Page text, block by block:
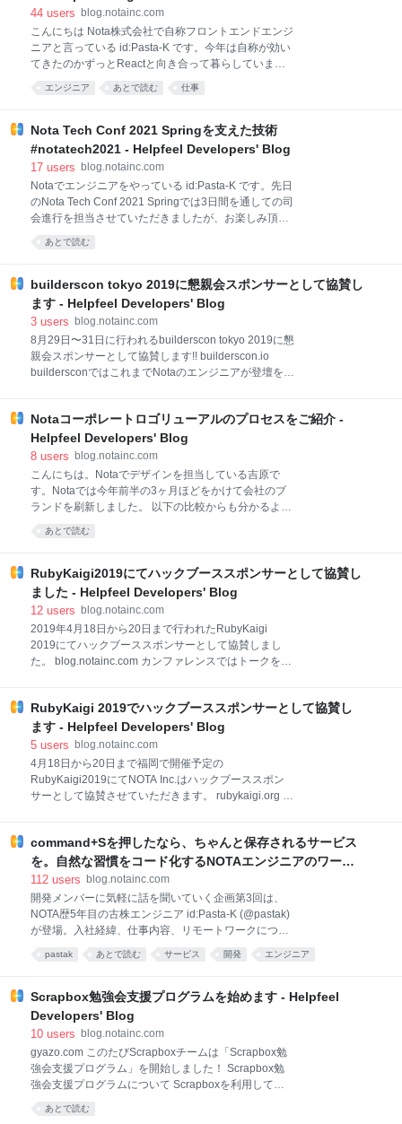
の改善という取り組みについてご紹介します。 Gyazo
いので、簡単に紹介させてください。 Gyazoは2007年
9月にファーストバージョンがリリースされたプロダ
クトで、当時は「スクリーンショットの瞬間共有」を
実現するソフトウェアでした。 「スクリーンショット
44 users blog.notainc.com
こんにちは Nota株式会社で自称フロントエンドエンジ
ニアと言っている id:Pasta-K です。今年は自称が効い
てきたのかずっとReactと向き合って暮らしていまし
た。 この記事はNota Advent Calendar 2021の16日目
の記事です。昨日はochiaiさんの“ほぼ”毎月申込100名
の秘訣でした。 全てがオンラインになったと言って
も、平均して100人くらいのイベントを自社ホスティ
ングするのはなかなかハードそうだなと毎回傍から見
は知らなかったので、そういうおもてなしが集客に繋
がっていそうでめでたいですね。 100人の方を集客し
て開催するイベントの話の翌日は社内のエンジニアが
10人くらい集まってやってるイベントのご紹介をしよ
エンジニア あとで読む 仕事
Nota Tech Conf 2021 Springを支えた技術
#notatech2021 - Helpfeel Developers' Blog
17 users blog.notainc.com
Notaでエンジニアをやっている id:Pasta-K です。先日
のNota Tech Conf 2021 Springでは3日間を通しての司
会進行を担当させていただきましたが、お楽しみ頂け
ましたでしょうか。 おかげさまでライブ配信も3日間
の平均で100人を超える皆さんにご覧頂き、アーカイ
っていない皆さんはYouTubeでアーカイブを公開して
いますので、是非ご覧になってみてください。 この記
事ではNota Tech Conf 2021 Springを支えた技術と題
Confなどと称します)をどのように作り上げ、実施した
かについて紹介しようと思います。 事前相談・コンセ
プトの決定 Notaでは過去はGyaPCやScrapbox
あとで読む
builderscon tokyo 2019に懇親会スポンサーとして協賛し
ます - Helpfeel Developers' Blog
3 users blog.notainc.com
8月29日〜31日に行われるbuilderscon tokyo 2019に懇
親会スポンサーとして協賛します!! builderscon.io
buildersconではこれまでNotaのエンジニアが登壇をし
べく今回新設されたという懇親会のバースポンサーと
して協賛します！ オリジナルカクテルのレシピや名称
はNota社内で笑いあり涙ありのミーティングにより決
定されました。ぜひ声に出して注文をしてください。
SNSでシェアをしてオリジナルグッズをゲットしませ
んか 懇親会でNotaのオリジナルカクテルを注文し、
方にGyazoとScrapboxのオリジナルグッズをプレゼン
の告知を待って
Notaコーポレートロゴリューアルのプロセスをご紹介 -
Helpfeel Developers' Blog
8 users blog.notainc.com
こんにちは。Notaでデザインを担当している吉原で
す。Notaでは今年前半の3ヶ月ほどをかけて会社のブ
ランドを刷新しました。 以下の比較からも分かるよう
にロゴやコーポレートサイトが大きく変わっていま
す。 概要についてはブランド更新の告知ページでもご
介したいと思います。 はじまり なぜリブランディング
が必要なのか Notaではこれまで運営してきたGyazoに
加え、ScrapboxやHelpfeelなどのプロダクトも加わり
Gyazo、エンジニアやオフィスワーカーに使われる
Scrapbox、B2BサービスのHelpfeel・・・、このよう
にカバーすべき領域は広くなっています。ところが、
共通の哲学に基づいて作られています。そのためこれ
らのプロダクトを繋ぐた
あとで読む
RubyKaigi2019にてハックブーススポンサーとして協賛し
ました - Helpfeel Developers' Blog
12 users blog.notainc.com
2019年4月18日から20日まで行われたRubyKaigi
2019にてハックブーススポンサーとして協賛しまし
た。 blog.notainc.com カンファレンスではトークを聞
らないスペースにしたい！と構想をしてみました。 畳
スペースにしたのは、RubyKaigiは海外からの参加者
が多く、ベタですが和風にして日本っぽさも感じても
らえたらというのもあります。 また、RubyKaigiチー
ムから、福岡の最高級八女茶を提供する話があり、ハ
ックブースのテーマを和風にするのならここで出そう
gyazo.com gyazo.com 机があるスペースとないスペー
スに分けて、自由に使っていただけるようにし
RubyKaigi 2019でハックブーススポンサーとして協賛し
ます - Helpfeel Developers' Blog
5 users blog.notainc.com
4月18日から20日まで福岡で開催予定の
RubyKaigi2019にてNOTA Inc.はハックブーススポン
サーとして協賛させていただきます。 rubykaigi.org 弊
のです。 開催中のみなさまのちょっとした休憩や電源
ブースとしてぜひ足を運んでいただけたら嬉しいで
す！
command+Sを押したなら、ちゃんと保存されるサービス
を。自然な習慣をコード化するNOTAエンジニアのワーク
スタイル - Helpfeel Developers' Blog
112 users blog.notainc.com
開発メンバーに気軽に話を聞いていく企画第3回は、
NOTA歴5年目の古株エンジニア id:Pasta-K (@pastak)
が登場。入社経緯、仕事内容、リモートワークについ
て聞きました。 gyazo.com Pasta-K 京都大学工学部情
報学科計算機科学コース在学中。Nota Incのアルバイ
主にGyazoの新機能開発、フロントエンド周辺の開発
環境整備、ブラウザ拡張のメンテナンスなどを担当し
ている。趣味はインターネットとビール。サーバーか
の入社経緯を教えてください。 NOTAでアルバイトを
するようになったのは、CEOの洛西と、NOTAの元リ
ードエンジニアで友達のuiureoと、ぼくの3人で、
2014年の夏頃に昼ごはんを食べたことがきっかけで
pastak あとで読む サービス 開発 エンジニア
Scrapbox勉強会支援プログラムを始めます - Helpfeel
Developers' Blog
10 users blog.notainc.com
gyazo.com このたびScrapboxチームは「Scrapbox勉
強会支援プログラム」を開始しました！ Scrapbox勉
強会支援プログラムについて Scrapboxを利用して勉
強会やコミュニティ運営をされている方を応援する仕
組みです。 Scrapboxには「共同編集機能」や「プレ
あとで読む